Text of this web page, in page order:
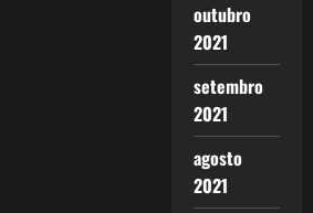
outubro
2021
setembro
2021
agosto
2021